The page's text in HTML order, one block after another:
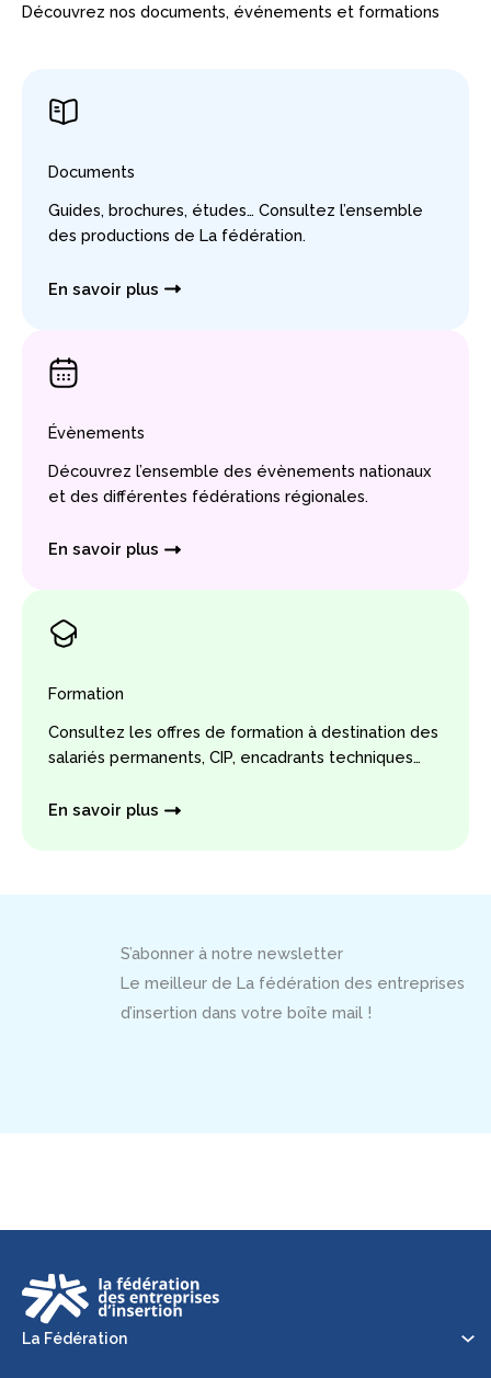
Découvrez nos documents, événements et formations
Documents
Guides, brochures, études… Consultez l’ensemble
des productions de La fédération.
En savoir plus
Évènements
Découvrez l’ensemble des évènements nationaux
et des différentes fédérations régionales.
En savoir plus
Formation
Consultez les offres de formation à destination des
salariés permanents, CIP, encadrants techniques…
En savoir plus
S’abonner à notre newsletter
Le meilleur de La fédération des entreprises
d’insertion dans votre boîte mail !
La Fédération